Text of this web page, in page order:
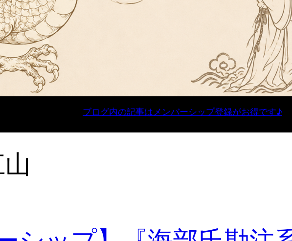
ブログ内の記事はメンバーシップ登録がお得です♪